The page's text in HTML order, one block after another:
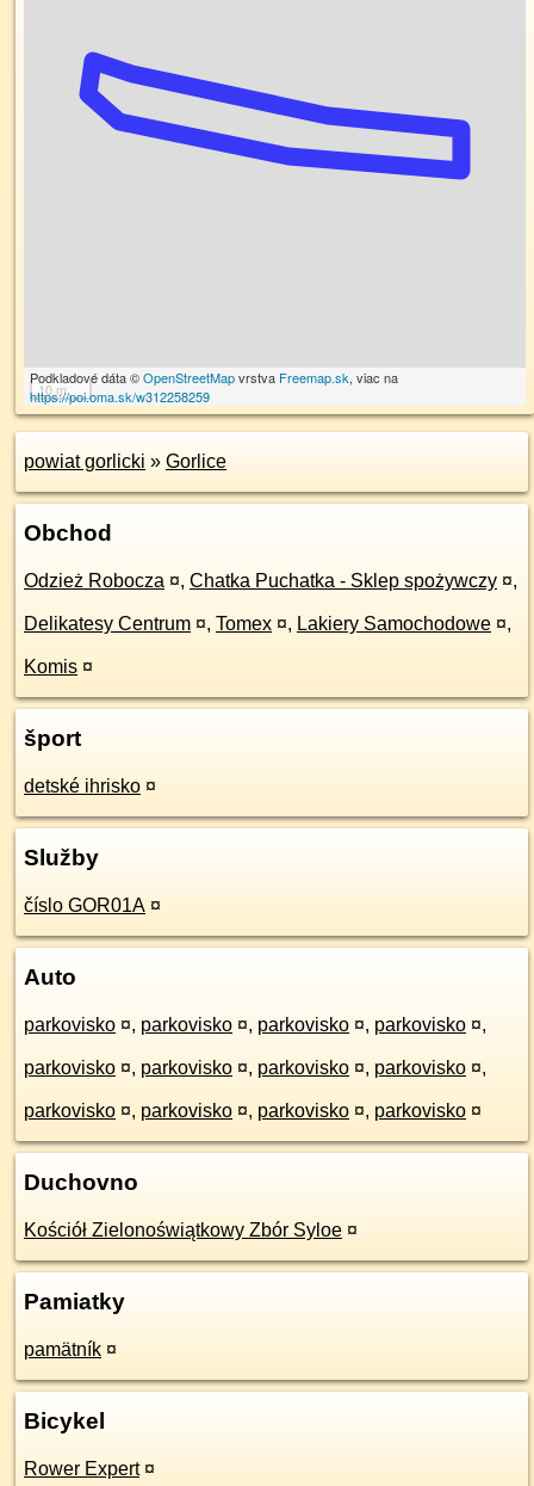
10 m
Podkladové dáta ©OpenStreetMapvrstva Freemap.sk, viac na
https://poi.oma.sk/w312258259
powiat gorlicki » Gorlice
Obchod
Odzież Robocza ¤, Chatka Puchatka - Sklep spożywczy ¤,
Delikatesy Centrum ¤, Tomex ¤, Lakiery Samochodowe ¤,
Komis ¤
šport
detské ihrisko ¤
Služby
číslo GOR01A ¤
Auto
parkovisko ¤, parkovisko ¤, parkovisko ¤, parkovisko ¤,
parkovisko ¤, parkovisko ¤, parkovisko ¤, parkovisko ¤,
parkovisko ¤, parkovisko ¤, parkovisko ¤, parkovisko ¤
Duchovno
Kościół Zielonoświątkowy Zbór Syloe ¤
Pamiatky
pamätník ¤
Bicykel
Rower Expert ¤